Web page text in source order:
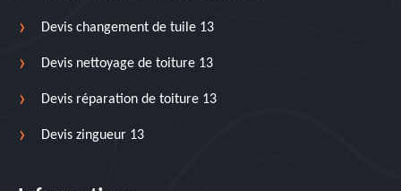
Devis changement de tuile 13
Devis nettoyage de toiture 13
Devis réparation de toiture 13
Devis zingueur 13